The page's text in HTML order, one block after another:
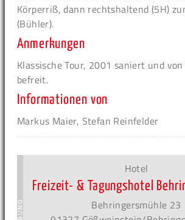
Körperriß, dann rechtshaltend (5H)
(Bühler).
Anmerkungen
Klassische Tour, 2001 saniert und
befreit.
Informationen von
Markus Maier, Stefan Reinfelder
Hotel
Freizeit- & Tagungshotel
Behringersmühle 23